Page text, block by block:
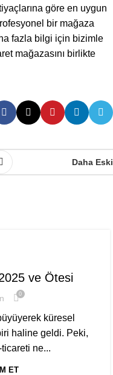
göre en uygun
bir mağaza
fazla bilgi için bizimle
mağazasını birlikte
Daha Eski
ve Ötesi
0
küresel
haline geldi. Peki,
ne...
ET